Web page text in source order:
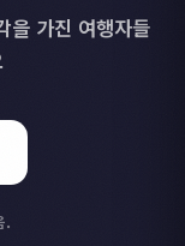
을 가진 여행자들
.